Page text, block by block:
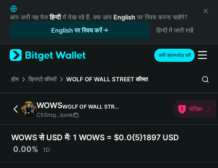
English
日本語
Русский
Español (Latinoamérica)
Türkçe
Italiano
Deutsch
简体中文
繁體中文
Português (Portugal)
Bahasa Indonesia
आप अभी यह पेजहिन्दीमें देख रहे हैं. क्या आप English पर स्विच करना चाहेंगे?
English पर स्विच करें
हिन्दी में जारी रखें
अभी डाउनलोड करें
होम क्रिप्टो कीमतें WOLF OF WALL STREET कीमत
WOWS
WOLF OF WALL STREET
C5Shtq...bonk
जोखिम
WOWS से USD में: 1 WOWS = $0.0{5}1897 USD
0.00%
1D